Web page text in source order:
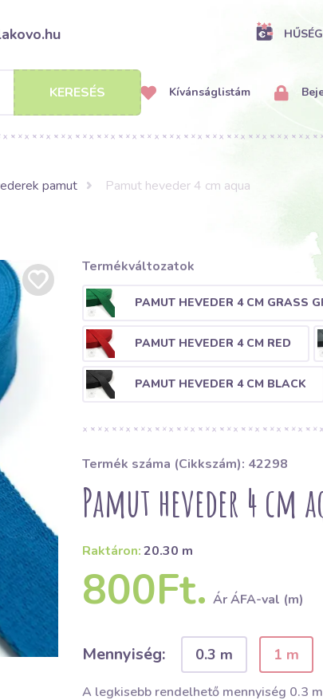
KERESÉS Kívánságlistám
pamut Pamut heveder 4 cm aqua
Termékváltozatok
PAMUT HEVEDER 4 CM GRASS
PAMUT HEVEDER 4 CM RED
PAMUT HEVEDER 4 CM BLACK
Termék száma (Cikkszám): 42298
Pamut heveder 4 cm
Raktáron:20.30 m
800Ft. Ár ÁFA-val (m)
Mennyiség: 0.3 m 1 m
A legkisebb rendelhető mennyiség 0.3 m